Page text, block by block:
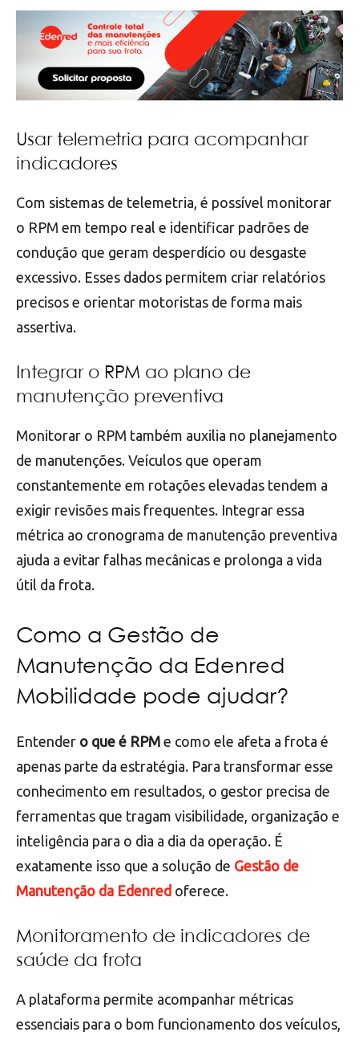
Usar telemetria para acompanhar
indicadores
Com sistemas de telemetria, é possível monitorar
o RPM em tempo real e identificar padrões de
condução que geram desperdício ou desgaste
excessivo. Esses dados permitem criar relatórios
precisos e orientar motoristas de forma mais
assertiva.
Integrar o RPM ao plano de
manutenção preventiva
Monitorar o RPM também auxilia no planejamento
de manutenções. Veículos que operam
constantemente em rotações elevadas tendem a
exigir revisões mais frequentes. Integrar essa
métrica ao cronograma de manutenção preventiva
ajuda a evitar falhas mecânicas e prolonga a vida
útil da frota.
Como a Gestão de
Manutenção da Edenred
Mobilidade pode ajudar?
Entender o que é RPM e como ele afeta a frota é
apenas parte da estratégia. Para transformar esse
conhecimento em resultados, o gestor precisa de
ferramentas que tragam visibilidade, organização e
inteligência para o dia a dia da operação. É
exatamente isso que a solução de Gestão de
Manutenção da Edenred oferece.
Monitoramento de indicadores de
saúde da frota
A plataforma permite acompanhar métricas
essenciais para o bom funcionamento dos veículos,